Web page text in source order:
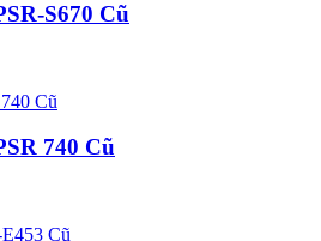
S670 Cũ
740 Cũ